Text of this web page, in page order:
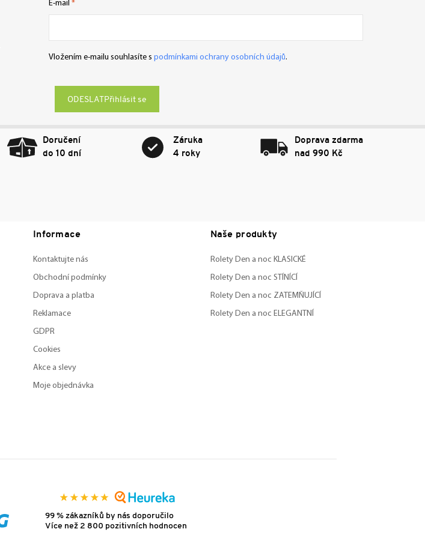
E-mail
Vložením e-mailu souhlasíte s podmínkami ochrany osobních údajů.
Přihlásit se
Doručení
do 10 dní
Záruka
4 roky
Doprava zdarma
nad 990 Kč
Informace
Kontaktujte nás
Obchodní podmínky
Doprava a platba
Reklamace
GDPR
Cookies
Akce a slevy
Moje objednávka
Naše produkty
Rolety Den a noc KLASICKÉ
Rolety Den a noc STÍNÍCÍ
Rolety Den a noc ZATEMŇUJÍCÍ
Rolety Den a noc ELEGANTNÍ
99 % zákazníků by nás doporučilo
Více než 2 800 pozitivních hodnocení